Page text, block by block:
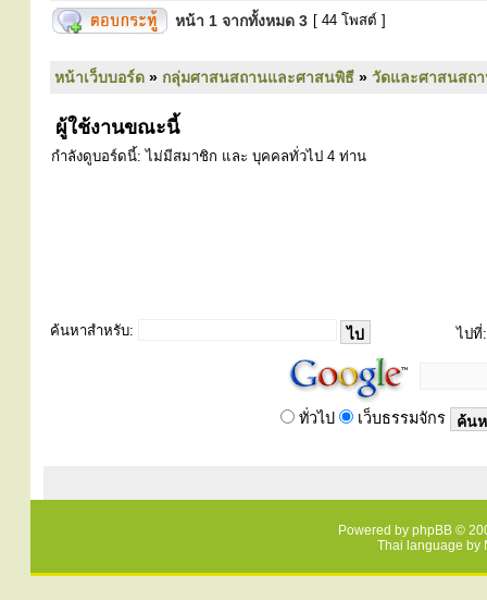
หน้า 1 จากทั้งหมด 3 [ 44 โพสต์ ]
หน้าเว็บบอร์ด » กลุ่มศาสนสถานและศาสนพิธี » วัดและศาสนสถ
ผู้ใช้งานขณะนี้
กำลังดูบอร์ดนี้: ไม่มีสมาชิก และ บุคคลทั่วไป 4 ท่าน
ค้นหาสำหรับ: ไปที่:
ทั่วไป เว็บธรรมจักร
Powered by phpBB ©
Thai language by